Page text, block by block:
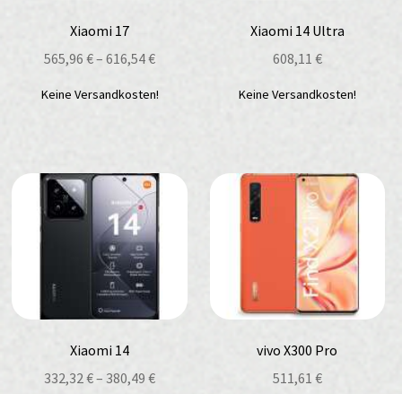
Xiaomi 17
565,96€–616,54€
Keine Versandkosten!
Xiaomi 14 Ultra
608,11 €
Keine Versandkosten!
Xiaomi 14
332,32€–380,49€
vivo X300 Pro
511,61 €